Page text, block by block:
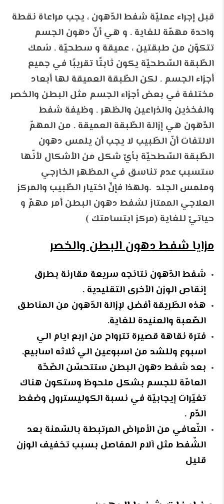
قبل إجراء عمليّة شفط الدّهون ، يجب مراعاة نقطة
واحدة مهمّة للغاية . و هي أنّ دهون الجسم
تتكوّن من طبقتين ، عميقة و سطحيّة . سُمك
الطّبقة السّطحيّة يكون ثابتًا تقريبًا في جميع
أجزاء الجسم . لكن الطّبقة العميقة لها أبعاد
مختلفة في بعض أجزاء الجسم مثل البطن والخصر
والفخذين والذراعين والظهر . وظيفة شفط
الدّهون هي إزالة الطّبقة العميقة . من المهمّ
الالتفات أنّ الطّبيب لا يجب أن يلمس دهون
الطّبقة السّطحيّة بأيّ شكل من الأشكال لأنّها
ستسبب عدم تناسق في المظهر الخارجي
وملمس الجلد .ولهذا فإنّ اختيار الطّبيب والمركز
العلاجي الممتاز لشفط دهون البطن أمر مهمّ و
حياتيّ للغاية (مركز ابتسامتك )
مزايا شفط دهون البطن والخصر
شفط الدّهون نتائجه سريعة مقارنة بطرق
إنقاص الوزن الأخرى التقليدية .
هذه الطّريقة أفضل لإزالة الدّهون من المناطق
الصّعبة والعنيدة للغاية.
فترة نقاهة قصيرة تترواح من اربع ايام الي
اسبوع وللشد من اسبوعين الي ثلاثه اسابيع.
بعد شفط دهون البطن ستتحسّن الصّحّة
العامّة للجسم بشكل ملحوظ وستكون هناك
تغيّرات إيجابيّة في نسبة الكوليسترول وضغط
الدّم .
التّعافي من الأمراض المرتبطة بالسّمنة بعد
الشّفط مثل آلام المفاصل بسبب تخفيف الوزن
قليل